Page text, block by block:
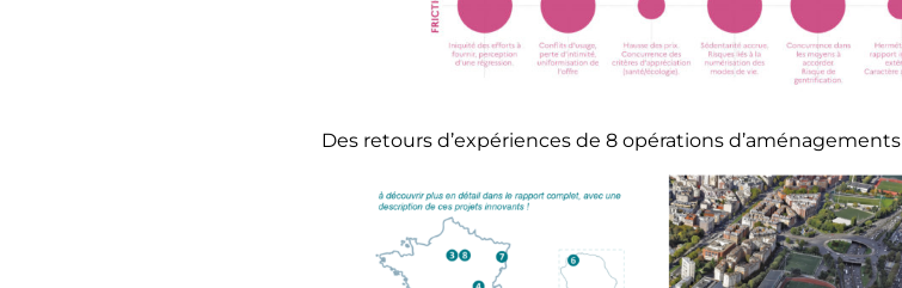
Des retours d’expériences de 8 opérations d’aménagements